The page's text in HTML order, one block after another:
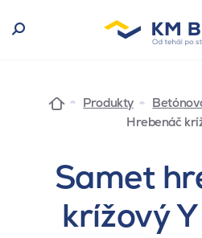
Produkty
Hrebenáč
Samet
krížový